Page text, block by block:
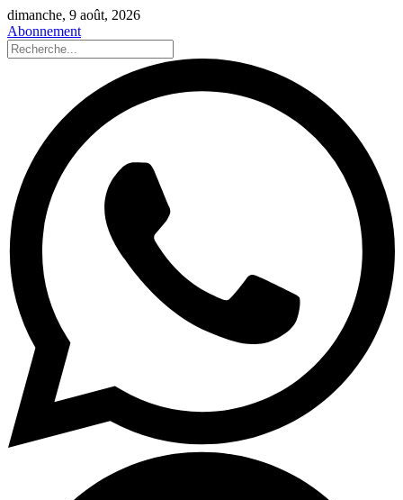
dimanche, 9 août, 2026
Abonnement